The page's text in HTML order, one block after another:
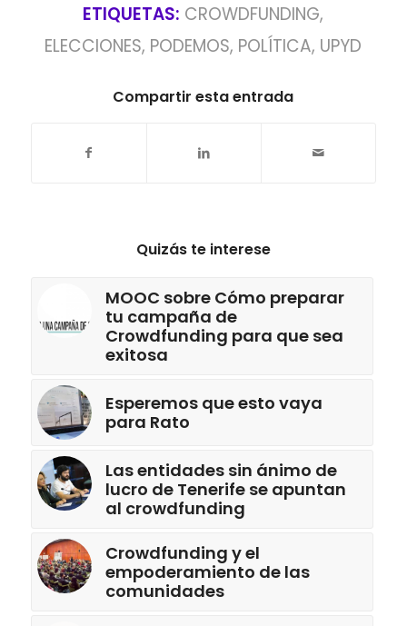
ETIQUETAS: CROWDFUNDING,
ELECCIONES, PODEMOS, POLÍTICA, UPYD
Compartir esta entrada
Quizás te interese
MOOC sobre Cómo preparar
tu campaña de
Crowdfunding para que sea
exitosa
Esperemos que esto vaya
para Rato
Las entidades sin ánimo de
lucro de Tenerife se apuntan
al crowdfunding
Crowdfunding y el
empoderamiento de las
comunidades